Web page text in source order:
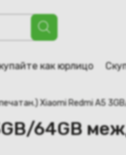
как юрлицо
(песочное золото)
Xiaomi Redmi A5
64GB